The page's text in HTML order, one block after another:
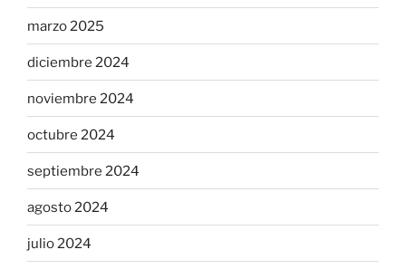
marzo 2025
diciembre 2024
noviembre 2024
octubre 2024
septiembre 2024
agosto 2024
julio 2024